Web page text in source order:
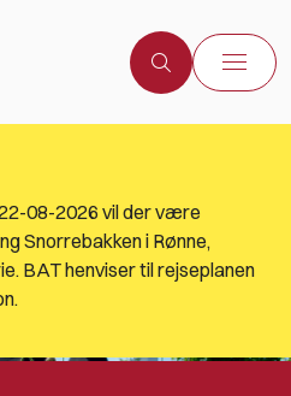
08-2026 vil der være
Snorrebakken i Rønne,
BAT henviser til rejseplanen